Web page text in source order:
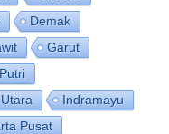
Demak
Garut
Indramayu
Pusat